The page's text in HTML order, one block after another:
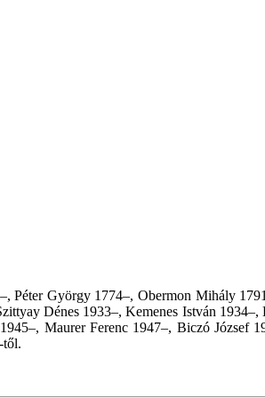
Péter György 1774–, Obermon Mihály
Dénes 1933–, Kemenes István
Maurer Ferenc 1947–, Biczó József
től.